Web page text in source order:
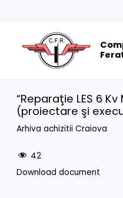
“Reparaţie LES 6
(proiectare şi
Arhiva achizitii Craiova
42
Download document